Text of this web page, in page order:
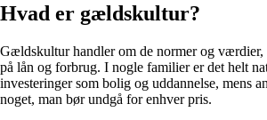
Hvad er gældskultur?
Gældskultur handler om de normer og værdier,
på lån og forbrug. I nogle familier er det helt
investeringer som bolig og uddannelse, mens
noget, man bør undgå for enhver pris.